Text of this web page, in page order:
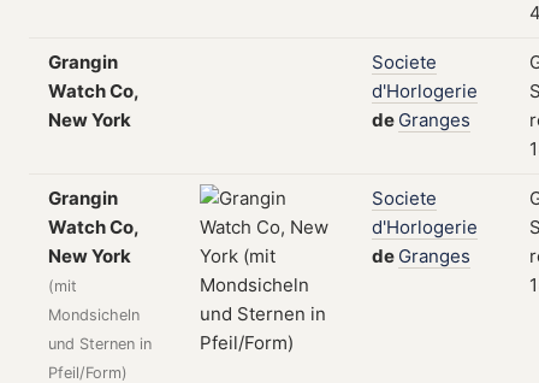
Grangin
Watch Co,
New York
Societe
d'Horlogerie
de Granges
Grangin
Watch Co,
New York
(mit
Mondsicheln
und Sternen in
Pfeil/Form)
Societe
d'Horlogerie
de Granges